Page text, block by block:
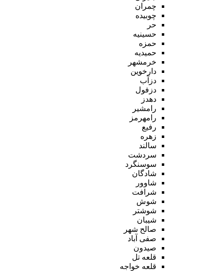
چمران
چوبیده
حر
حسینیه
حمزه
حمیدیه
خرمشهر
دارخوین
دزآب
دزفول
دهدز
رامشیر
رامهرمز
رفیع
زهره
سالند
سردشت
سوسنگرد
شادگان
شاوور
شرافت
شوش
شوشتر
شیبان
صالح شهر
صفی آباد
صیدون
قلعه تل
قلعه خواجه